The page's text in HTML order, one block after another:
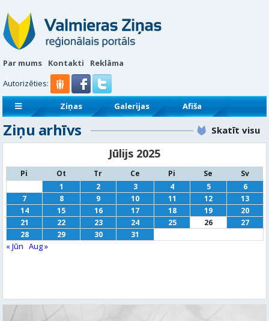
Par mums Kontakti
Reklāma
Autorizēties:
Ziņas Galerijas
Afiša
Sludinājumi
Reklāmraksti
Ziņu arhīvs Skatīt visu
Jūlijs 2025
Pi Ot Tr Ce Pi Se
Sv
1
2 3 4 5
6
7
8 9 10 11 12
13
14
15 16 17 18 19
20
21
22 23 24 25 26
27
28
29 30 31
« Jūn Aug »